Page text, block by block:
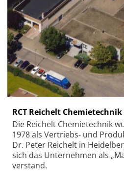
RCT Reichelt Chemietechnik
Die Reichelt Chemietechnik
1978 als Vertriebs- und
Dr. Peter Reichelt in
sich das Unternehmen als
verstand.